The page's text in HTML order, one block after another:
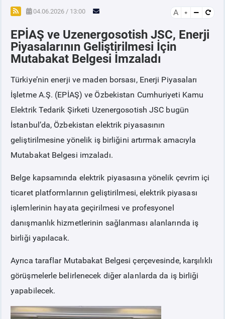
SPOT ELEKTRİK PİYASALARI
ÖRNEK FİNANS BELGELERİ
VADELİ ELEKTRİK PİYASASI
PİYASAKAYITSÜRECİ
SERBEST TÜKETİCİ
MALİ UZLAŞTIRMA
TEMİNAT
BÜLTENLER
DUYURULAR
04.06.2026 / 13:00 A
EPİAŞ ve Uzenergosotish JSC, Enerji
Piyasalarının Geliştirilmesi İçin
Mutabakat Belgesi İmzaladı
Türkiye’nin enerji ve maden borsası, Enerji Piyasaları
İşletme A.Ş. (EPİAŞ) ve Özbekistan Cumhuriyeti Kamu
Elektrik Tedarik Şirketi Uzenergosotish JSC bugün
İstanbul’da, Özbekistan elektrik piyasasının
geliştirilmesine yönelik iş birliğini artırmak amacıyla
Mutabakat Belgesi imzaladı.
Belge kapsamında elektrik piyasasına yönelik çevrim içi
ticaret platformlarının geliştirilmesi, elektrik piyasası
işlemlerinin hayata geçirilmesi ve profesyonel
danışmanlık hizmetlerinin sağlanması alanlarında iş
birliği yapılacak.
Ayrıca taraflar Mutabakat Belgesi çerçevesinde, karşılıklı
görüşmelerle belirlenecek diğer alanlarda da iş birliği
yapabilecek.